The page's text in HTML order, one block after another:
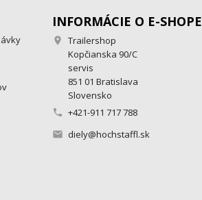
INFORMÁCIE O E-SHOPE

Trailershop
Kopčianska 90/C
servis
851 01 Bratislava
Slovensko
 +421-911 717 788
 diely@hochstaffl.sk